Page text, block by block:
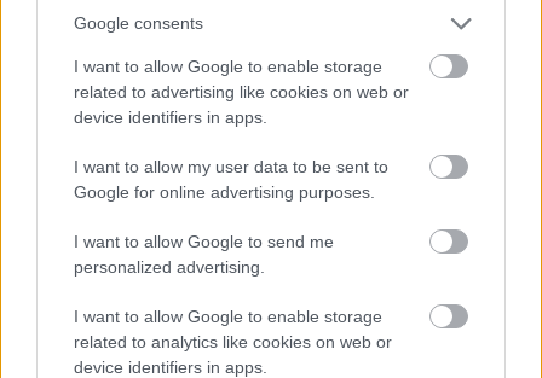
Google consents
I want to allow Google to enable storage
related to advertising like cookies on web or
device identifiers in apps.
I want to allow my user data to be sent to
Google for online advertising purposes.
I want to allow Google to send me
personalized advertising.
I want to allow Google to enable storage
related to analytics like cookies on web or
device identifiers in apps.
Paris Saint-Germainvs
Manchester United